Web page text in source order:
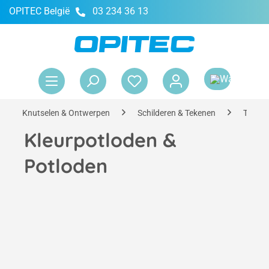
OPITEC België 03 234 36 13
Knutselen & Ontwerpen Schilderen & Tekenen
Kleurpotloden &
Potloden